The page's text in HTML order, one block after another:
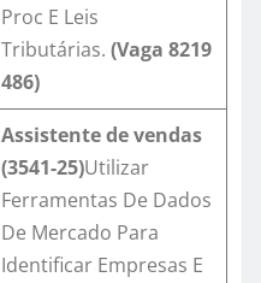
Proc E Leis
Tributárias. (Vaga 8219
486)
Assistente de vendas
(3541-25)Utilizar
Ferramentas De Dados
De Mercado Para
Identificar Empresas E